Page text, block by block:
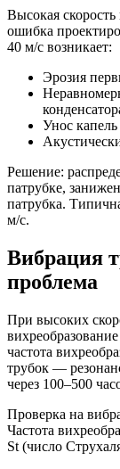
Высокая
ошибка
40 м/с возникает:
Эрозия
Унос капель
Решение:
патрубке,
патрубка.
м/с.
Вибрация
проблема
При высоких
частота
трубок —
через 100–500
Проверка на
Частота
St (число